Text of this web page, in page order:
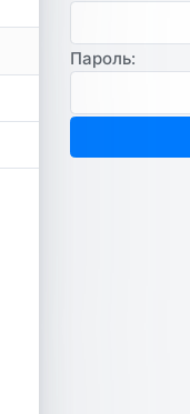
Пароль: